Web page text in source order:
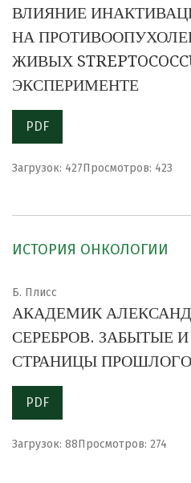
ВЛИЯНИЕ
НА
ЖИВЫХ
ЭКСПЕРИМЕНТЕ
PDF
Загрузок: 427Просмотров: 423
ИСТОРИЯ ОНКОЛОГИИ
Б. Плисс
АКАДЕМИК
СЕРЕБРОВ. ЗАБЫТЫЕ
СТРАНИЦЫ ПРОШЛОГО
PDF
Загрузок: 88Просмотров: 274